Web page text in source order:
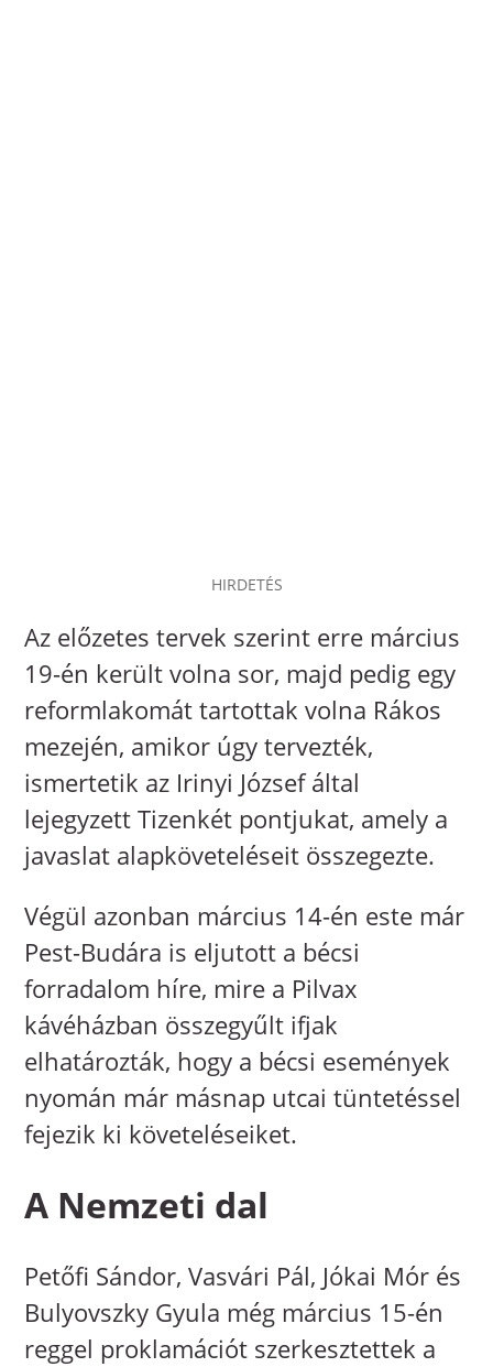
HIRDETÉS
Az előzetes tervek szerint erre március
19-én került volna sor, majd pedig egy
reformlakomát tartottak volna Rákos
mezején, amikor úgy tervezték,
ismertetik az Irinyi József által
lejegyzett Tizenkét pontjukat, amely a
javaslat alapköveteléseit összegezte.
Végül azonban március 14-én este már
Pest-Budára is eljutott a bécsi
forradalom híre, mire a Pilvax
kávéházban összegyűlt ifjak
elhatározták, hogy a bécsi események
nyomán már másnap utcai tüntetéssel
fejezik ki követeléseiket.
A Nemzeti dal
Petőfi Sándor, Vasvári Pál, Jókai Mór és
Bulyovszky Gyula még március 15-én
reggel proklamációt szerkesztettek a